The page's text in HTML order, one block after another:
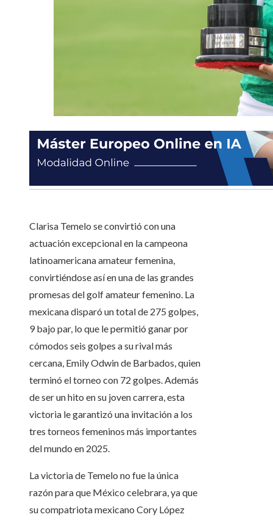
Clarisa Temelo se convirtió con una
actuación excepcional en la campeona
latinoamericana amateur femenina,
convirtiéndose así en una de las grandes
promesas del golf amateur femenino. La
mexicana disparó un total de 275 golpes,
9 bajo par, lo que le permitió ganar por
cómodos seis golpes a su rival más
cercana, Emily Odwin de Barbados, quien
terminó el torneo con 72 golpes. Además
de ser un hito en su joven carrera, esta
victoria le garantizó una invitación a los
tres torneos femeninos más importantes
del mundo en 2025.
La victoria de Temelo no fue la única
razón para que México celebrara, ya que
su compatriota mexicano Cory López